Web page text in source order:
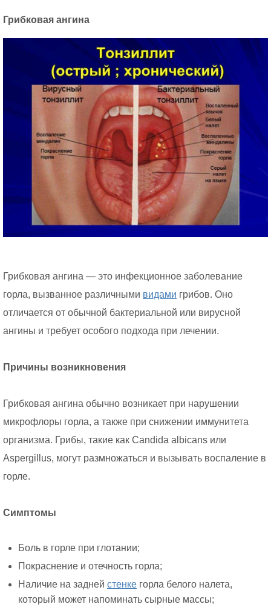
Грибковая ангина
Грибковая ангина — это инфекционное заболевание
горла, вызванное различными видами грибов. Оно
отличается от обычной бактериальной или вирусной
ангины и требует особого подхода при лечении.
Причины возникновения
Грибковая ангина обычно возникает при нарушении
микрофлоры горла, а также при снижении иммунитета
организма. Грибы, такие как Candida albicans или
Aspergillus, могут размножаться и вызывать воспаление в
горле.
Симптомы
Боль в горле при глотании;
Покраснение и отечность горла;
Наличие на задней стенке горла белого налета,
который может напоминать сырные массы;